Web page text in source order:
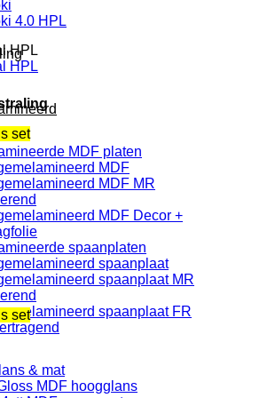
4.0 HPL
HPL
HPL
MDF platen
MDF
MDF MR
MDF Decor +
spaanplaten
spaanplaat
spaanplaat MR
spaanplaat FR
& mat
MDF hoogglans
set
set